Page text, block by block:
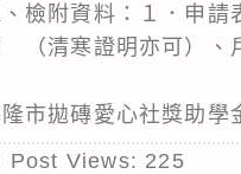
、檢附資料：１．申
（清寒證明亦可）、
市拋磚愛心社獎助學
Post Views: 225